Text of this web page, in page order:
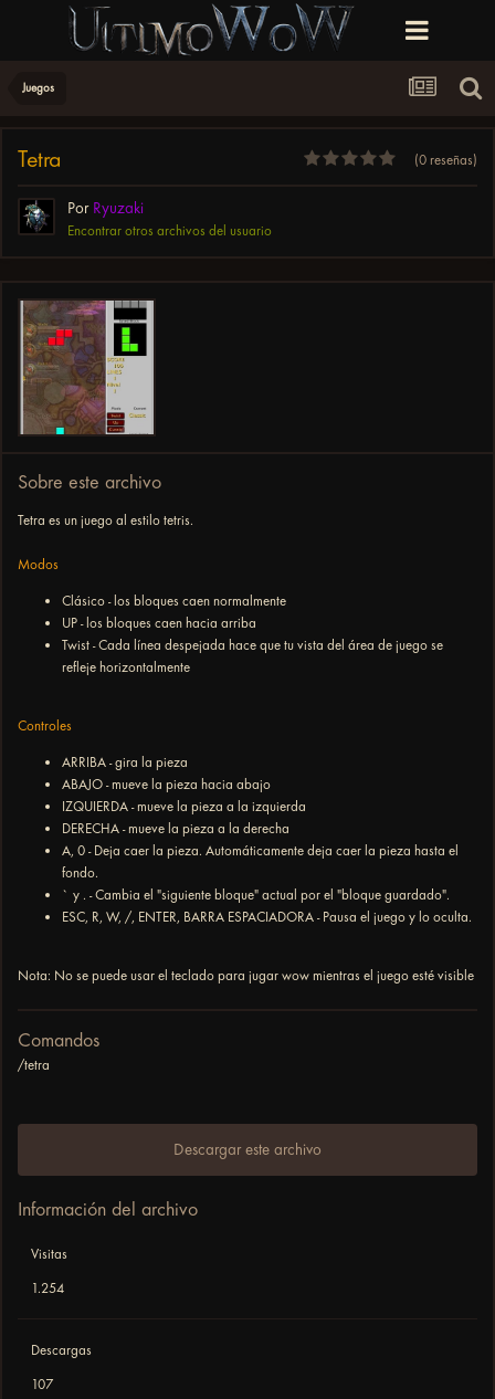
Juegos
Tetra (0 reseñas)
Por Ryuzaki
Encontrar otros archivos del usuario
Sobre este archivo
Tetra es un juego al estilo tetris.
Modos
Clásico - los bloques caen normalmente
UP - los bloques caen hacia arriba
Twist - Cada línea despejada hace que tu vista del área de juego se
refleje horizontalmente
Controles
ARRIBA - gira la pieza
ABAJO - mueve la pieza hacia abajo
IZQUIERDA - mueve la pieza a la izquierda
DERECHA - mueve la pieza a la derecha
A, 0 - Deja caer la pieza. Automáticamente deja caer la pieza hasta el
fondo.
` y . - Cambia el "siguiente bloque" actual por el "bloque guardado".
ESC, R, W, /, ENTER, BARRA ESPACIADORA - Pausa el juego y lo oculta.
Nota: No se puede usar el teclado para jugar wow mientras el juego esté visible
Comandos
/tetra
Descargar este archivo
Información del archivo
Visitas
1.254
Descargas
107